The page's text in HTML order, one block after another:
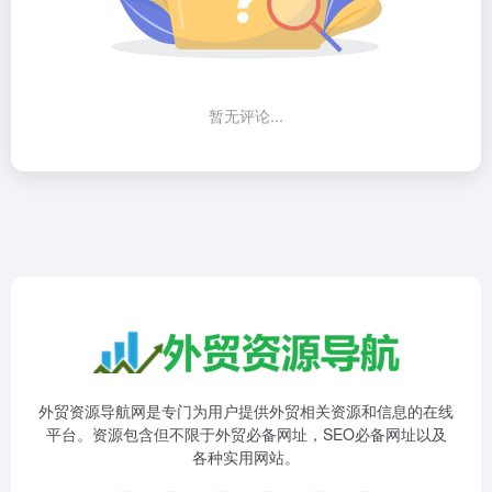
暂无评论...
外贸资源导航网是专门为用户提供外贸相关资源和信息的在线
平台。资源包含但不限于外贸必备网址，SEO必备网址以及
各种实用网站。